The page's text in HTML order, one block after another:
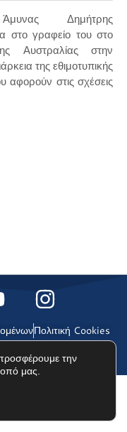
Δημήτρης
στο γραφείο του στο
Αυστραλίας στην
της εθιμοτυπικής
αφορούν στις σχέσεις
Πολιτική Cookies
την
μας.